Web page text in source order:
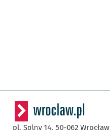
pl. Solny 14, 50-062 Wrocław